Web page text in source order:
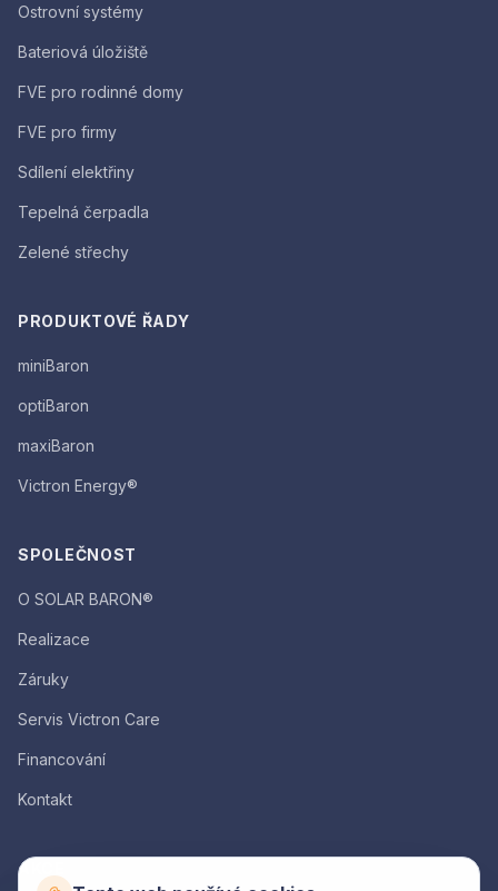
Ostrovní systémy
Bateriová úložiště
FVE pro rodinné domy
FVE pro firmy
Sdílení elektřiny
Tepelná čerpadla
Zelené střechy
PRODUKTOVÉ ŘADY
miniBaron
optiBaron
maxiBaron
Victron Energy®
SPOLEČNOST
O SOLAR BARON®
Realizace
Záruky
Servis Victron Care
Financování
Kontakt
AKCE